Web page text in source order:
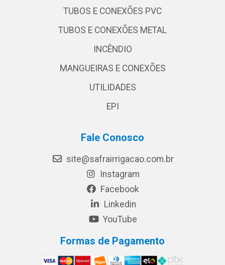
TUBOS E CONEXÕES PVC
TUBOS E CONEXÕES METAL
INCÊNDIO
MANGUEIRAS E CONEXÕES
UTILIDADES
EPI
Fale Conosco
site@safrairrigacao.com.br
Instagram
Facebook
Linkedin
YouTube
Formas de Pagamento